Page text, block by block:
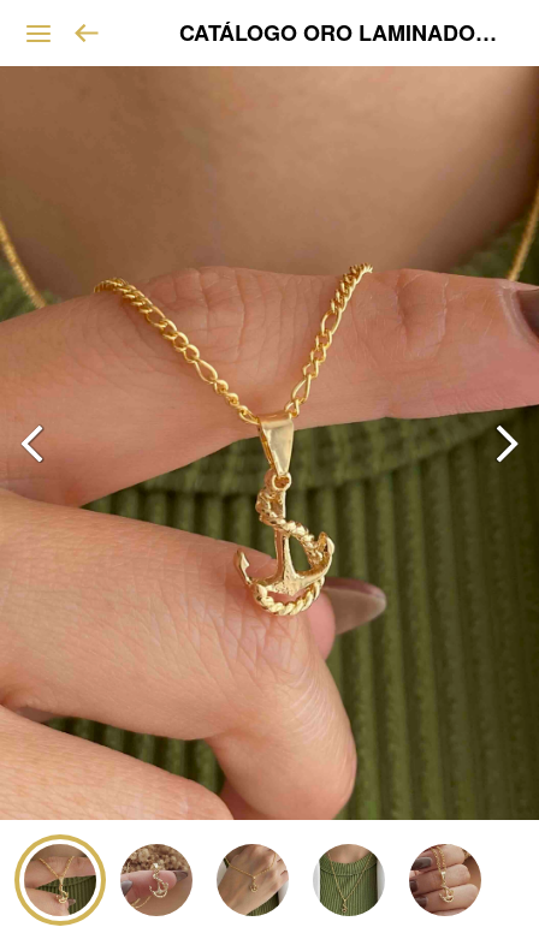
CATÁLOGO ORO LAMINADO VIP